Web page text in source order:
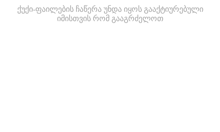
ქუქი-ფაილების ჩაწერა უნდა იყოს გააქტიურებული
იმისთვის რომ გააგრძელოთ